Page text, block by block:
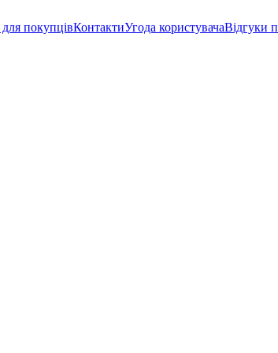
покупцівКонтактиУгода користувачаВідгуки